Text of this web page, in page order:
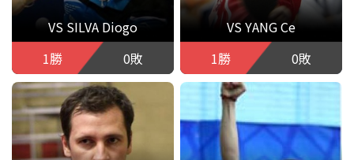
VS SILVA Diogo
1勝
0敗
VS YANG Ce
1勝
0敗